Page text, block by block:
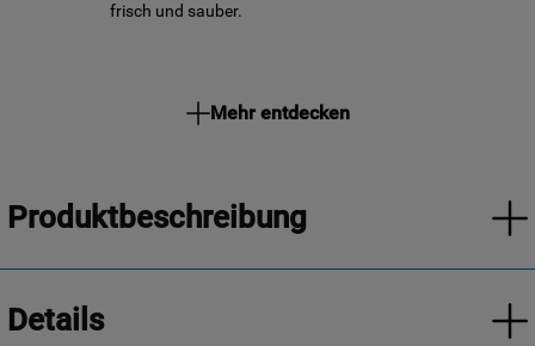
frisch und sauber.
Mehr entdecken
Produktbeschreibung
Details